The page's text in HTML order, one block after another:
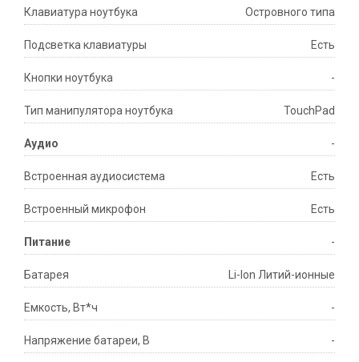
Клавиатура ноутбука Островного типа
Подсветка клавиатуры Есть
Кнопки ноутбука -
Тип манипулятора ноутбука TouchPad
Аудио -
Встроенная аудиосистема Есть
Встроенный микрофон Есть
Питание -
Батарея Li-Ion Литий-ионные
Емкость, Вт*ч -
Напряжение батареи, В -